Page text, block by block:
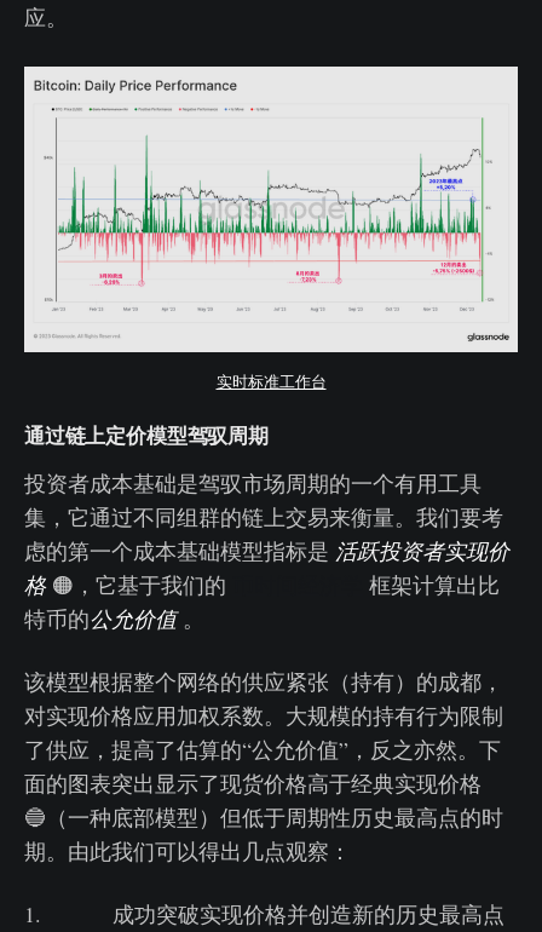
应。
实时标准工作台
通过链上定价模型驾驭周期
投资者成本基础是驾驭市场周期的一个有用工具
集，它通过不同组群的链上交易来衡量。我们要考
虑的第一个成本基础模型指标是 活跃投资者实现价
格🟠，它基于我们的
框架计算出比
特币的公允价值。
该模型根据整个网络的供应紧张（持有）的成都，
对实现价格应用加权系数。大规模的持有行为限制
了供应，提高了估算的“公允价值”，反之亦然。下
面的图表突出显示了现货价格高于经典实现价格
🔵（一种底部模型）但低于周期性历史最高点的时
期。由此我们可以得出几点观察：
1. 成功突破实现价格并创造新的历史最高点